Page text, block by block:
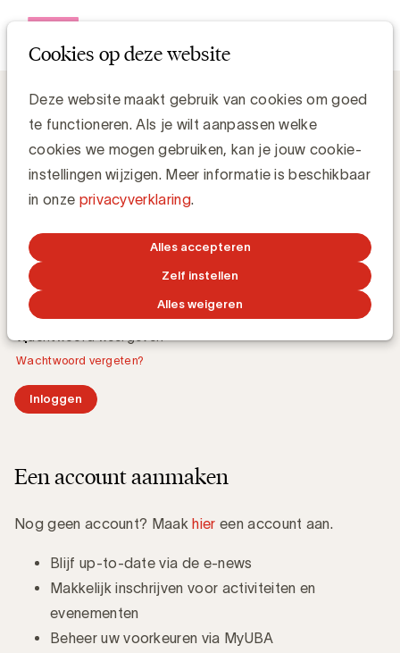
Cookies op deze website
Deze website maakt gebruik van cookies om goed
te functioneren. Als je wilt aanpassen welke
cookies we mogen gebruiken, kan je jouw cookie-
instellingen wijzigen. Meer informatie is beschikbaar
in onze privacyverklaring.
Alles accepteren
Zelf instellen
Alles weigeren
Inloggen
Wachtwoord
Wachtwoord vergeten?
Inloggen
Een account aanmaken
Nog geen account? Maak hier een account aan.
Blijf up-to-date via de e-news
Makkelijk inschrijven voor activiteiten en
evenementen
Beheer uw voorkeuren via MyUBA